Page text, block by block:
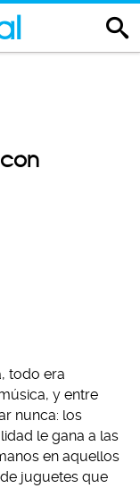
todo era
y entre
nunca: los
le gana a las
en aquellos
juguetes que